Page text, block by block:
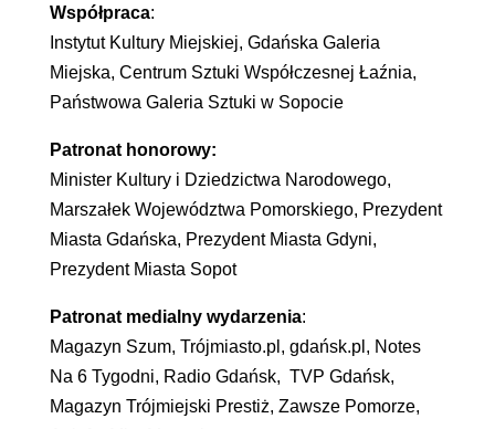
Współpraca:
Instytut Kultury Miejskiej, Gdańska Galeria
Miejska, Centrum Sztuki Współczesnej Łaźnia,
Państwowa Galeria Sztuki w Sopocie
Patronat honorowy:
Minister Kultury i Dziedzictwa Narodowego,
Marszałek Województwa Pomorskiego, Prezydent
Miasta Gdańska, Prezydent Miasta Gdyni,
Prezydent Miasta Sopot
Patronat medialny wydarzenia:
Magazyn Szum, Trójmiasto.pl, gdańsk.pl, Notes
Na 6 Tygodni, Radio Gdańsk, TVP Gdańsk,
Magazyn Trójmiejski Prestiż, Zawsze Pomorze,